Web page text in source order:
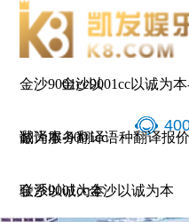
金沙9001cc以
诚为本-9001cc
金沙以诚为本
金沙9001cc以诚为
翻译服务翻译语种翻译报
联系9001cc金沙以诚为本